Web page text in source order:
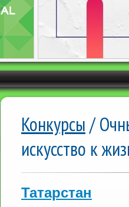
Конкурсы/
искусство к
Татарстан